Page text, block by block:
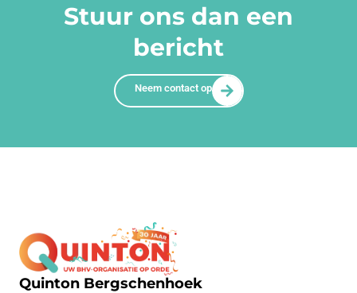
Stuur ons dan een
bericht
Neem contact op
Quinton Bergschenhoek